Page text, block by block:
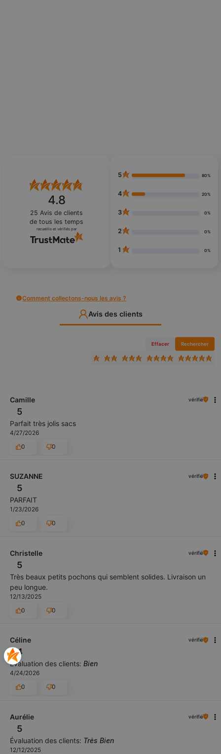
4.8
25 Avis de clients
de tous les temps
recueillis et vérifiés par
5 80%
4 20%
3 0%
2 0%
1 0%
Comment collectons-nous les avis ?
Avis des clients
Effacer Rechercher
Camille vérifié
5
Parfait très jolis sacs
4/27/2026
0
0
SUZANNE vérifié
5
PARFAIT
1/23/2026
0
0
Christelle vérifié
5
Très beaux petits pochons qui semblent solides. Livraison un
peu longue.
12/13/2025
0
0
Céline vérifié
4
Évaluation des clients: Bien
4/24/2026
0
0
Aurélie vérifié
5
Évaluation des clients: Très Bien
12/12/2025